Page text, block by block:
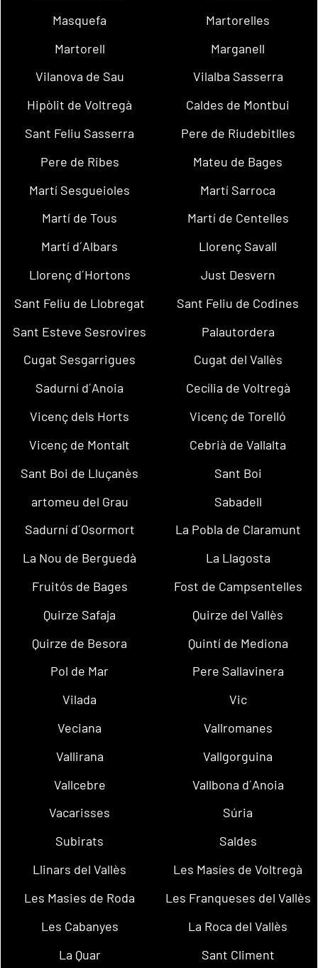
Masquefa
Martorelles
Martorell
Marganell
Vilanova de Sau
Vilalba Sasserra
Hipòlit de Voltregà
Caldes de Montbui
Sant Feliu Sasserra
Pere de Riudebitlles
Pere de Ribes
Mateu de Bages
Martí Sesgueioles
Martí Sarroca
Martí de Tous
Martí de Centelles
Martí d´Albars
Llorenç Savall
Llorenç d´Hortons
Just Desvern
Sant Feliu de Llobregat
Sant Feliu de Codines
Sant Esteve Sesrovires
Palautordera
Cugat Sesgarrigues
Cugat del Vallès
Sadurní d´Anoia
Cecília de Voltregà
Vicenç dels Horts
Vicenç de Torelló
Vicenç de Montalt
Cebrià de Vallalta
Sant Boi de Lluçanès
Sant Boi
artomeu del Grau
Sabadell
Sadurní d´Osormort
La Pobla de Claramunt
La Nou de Berguedà
La Llagosta
Fruitós de Bages
Fost de Campsentelles
Quirze Safaja
Quirze del Vallès
Quirze de Besora
Quintí de Mediona
Pol de Mar
Pere Sallavinera
Vilada
Vic
Veciana
Vallromanes
Vallirana
Vallgorguina
Vallcebre
Vallbona d´Anoia
Vacarisses
Súria
Subirats
Saldes
Llinars del Vallès
Les Masíes de Voltregà
Les Masies de Roda
Les Franqueses del Vallès
Les Cabanyes
La Roca del Vallès
La Quar
Sant Climent